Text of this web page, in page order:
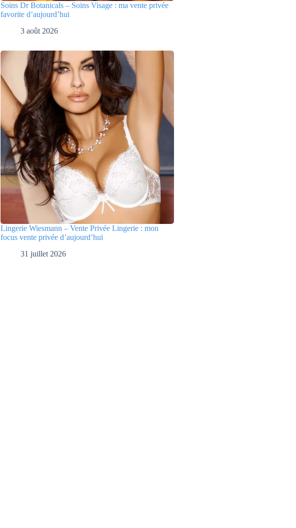
Soins Dr Botanicals – Soins Visage : ma vente privée
favorite d’aujourd’hui
3 août 2026
Lingerie Wiesmann – Vente Privée Lingerie : mon
focus vente privée d’aujourd’hui
31 juillet 2026